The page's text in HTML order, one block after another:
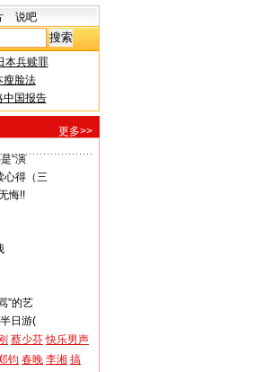
说吧
本兵赎罪
瘦脸法
中国报告
更多>>
“演
心得（三
悔!!
”的艺
日游(
蔡少芬 快乐男声
钧 春晚 李湘 搞